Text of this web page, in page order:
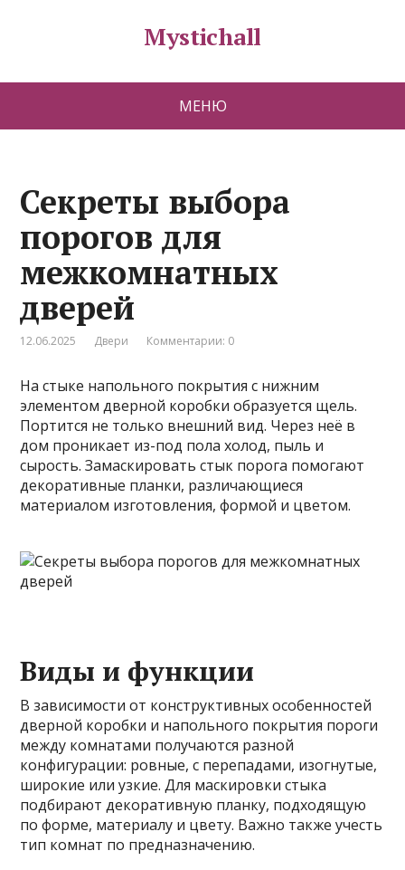
Mystichall
МЕНЮ
Секреты выбора
порогов для
межкомнатных
дверей
12.06.2025 Двери Комментарии: 0
На стыке напольного покрытия с нижним
элементом дверной коробки образуется щель.
Портится не только внешний вид. Через неё в
дом проникает из-под пола холод, пыль и
сырость. Замаскировать стык порога помогают
декоративные планки, различающиеся
материалом изготовления,формой и цветом.
Виды и функции
В зависимости от конструктивных особенностей
дверной коробки и напольного покрытия пороги
между комнатами получаются разной
конфигурации: ровные, с перепадами, изогнутые,
широкие или узкие. Для маскировки стыка
подбирают декоративную планку, подходящую
по форме, материалу и цвету. Важно также учесть
тип комнат по предназначению.